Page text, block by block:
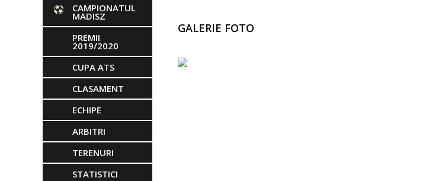
CAMPIONATUL
MADISZ
PREMII
2019/2020
CUPA ATS
CLASAMENT
ECHIPE
ARBITRI
TERENURI
STATISTICI
GALERIE FOTO